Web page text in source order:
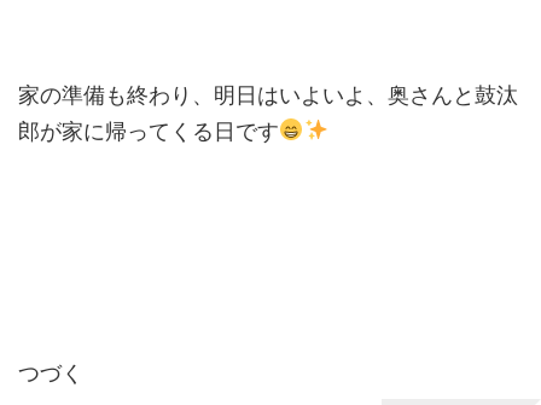
家の準備も終わり、明日はいよいよ、奥さんと鼓汰
郎が家に帰ってくる日です
つづく